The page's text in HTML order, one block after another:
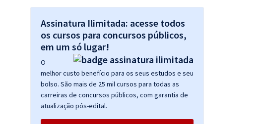
Assinatura Ilimitada: acesse todos
os cursos para concursos públicos,
em um só lugar!
O
melhor custo benefício para os seus estudos e seu
bolso. São mais de 25 mil cursos para todas as
carreiras de concursos públicos, com garantia de
atualização pós-edital.